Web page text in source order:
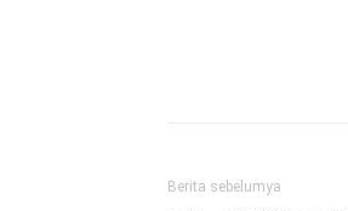
Berita sebelumya